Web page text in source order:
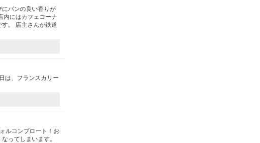
パンの良い香りが
内にはカフェコーナ
。 店主さんが鉄道
は、フランスカリー
ルコンブロート！お
ってしまいます。